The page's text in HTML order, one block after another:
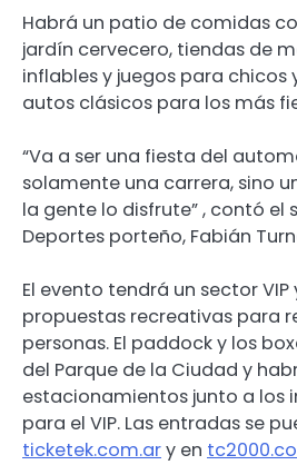
Habrá un patio de comidas
jardín cervecero, tiendas de
inflables y juegos para chicos
autos clásicos para los más
“Va a ser una fiesta del
solamente una carrera, sino
la gente lo disfrute” , contó el
Deportes porteño, Fabián
El evento tendrá un sector VIP
propuestas recreativas para
personas. El paddock y los
del Parque de la Ciudad y
estacionamientos junto a los
para el VIP. Las entradas se
ticketek.com.ary en